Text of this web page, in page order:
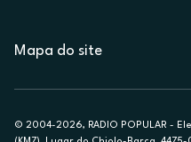
Mapa do site
© 2004-2026, RADIO POPULAR -